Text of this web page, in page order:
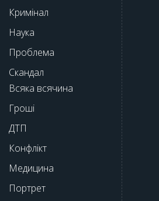
Кримінал
Наука
Проблема
Скандал
Всяка всячина
Гроші
ДТП
Конфлікт
Медицина
Портрет